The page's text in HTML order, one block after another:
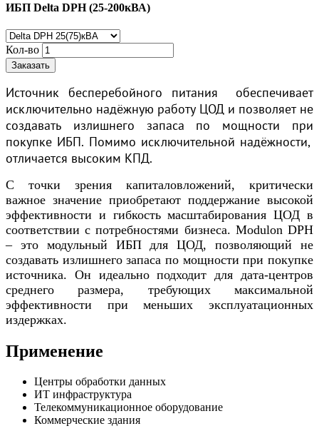
ИБП Delta DPH (25-200кВА)
Кол-во
Заказать
Источник бесперебойного питания обеспечивает
исключительно надёжную работу ЦОД и позволяет не
создавать излишнего запаса по мощности при
покупке ИБП. Помимо исключительной надёжности,
отличается высоким КПД.
С точки зрения капиталовложений, критически
важное значение приобретают поддержание высокой
эффективности и гибкость масштабирования ЦОД в
соответствии с потребностями бизнеса. Modulon DPH
– это модульный ИБП для ЦОД, позволяющий не
создавать излишнего запаса по мощности при покупке
источника. Он идеально подходит для дата-центров
среднего размера, требующих максимальной
эффективности при меньших эксплуатационных
издержках.
Применение
Центры обработки данных
ИТ инфраструктура
Телекоммуникационное оборудование
Коммерческие здания